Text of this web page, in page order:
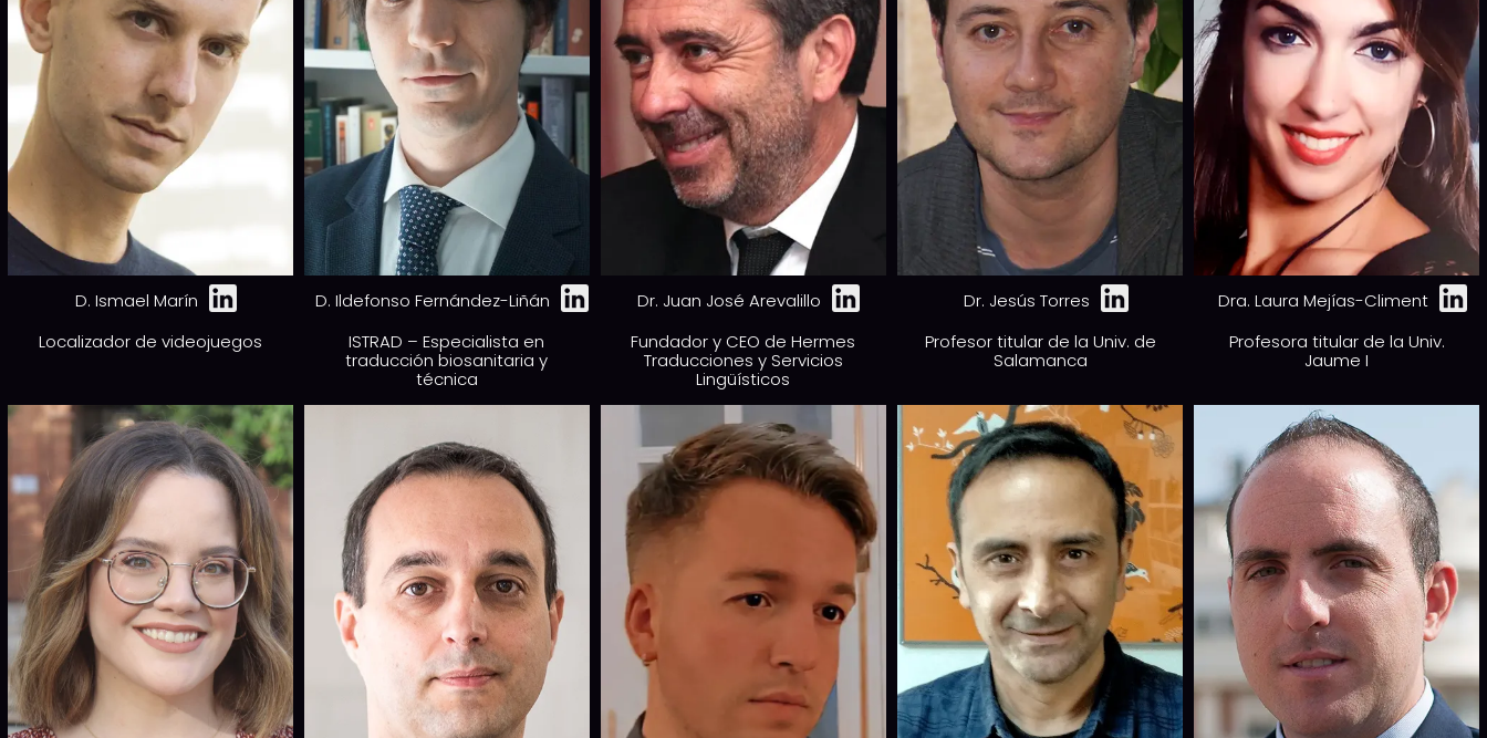
D. Ismael Marín
Localizador de videojuegos
D. Ildefonso Fernández-Liñán
ISTRAD – Especialista en
traducción biosanitaria y
técnica
Dr. Juan José Arevalillo
Fundador y CEO de Hermes
Traducciones y Servicios
Lingüísticos
Dr. Jesús Torres
Profesor titular de la Univ. de
Salamanca
Dra. Laura Mejías-Climent
Profesora titular de la Univ.
Jaume I